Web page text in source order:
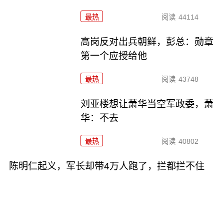
最热 阅读 44114
高岗反对出兵朝鲜，彭总：勋章
第一个应授给他
最热 阅读 43748
刘亚楼想让萧华当空军政委，萧
华：不去
最热 阅读 40802
陈明仁起义，军长却带4万人跑了，拦都拦不住